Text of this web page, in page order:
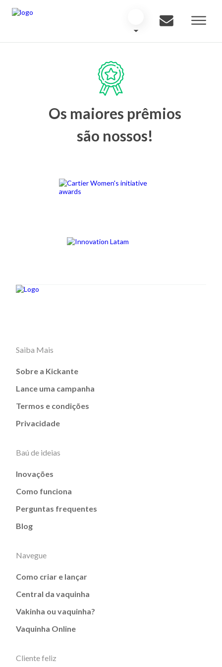
Os maiores prêmios
são nossos!
Saiba Mais
Sobre a Kickante
Lance uma campanha
Termos e condições
Privacidade
Baú de ideias
Inovações
Como funciona
Perguntas frequentes
Blog
Navegue
Como criar e lançar
Central da vaquinha
Vakinha ou vaquinha?
Vaquinha Online
Cliente feliz